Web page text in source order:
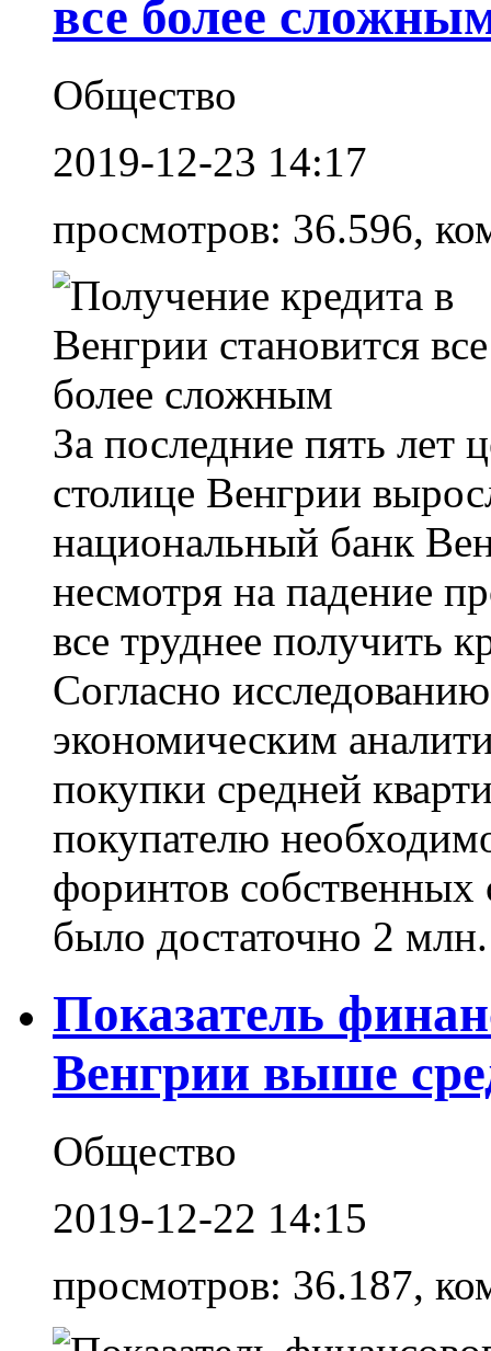
все более
Общество
2019-12-23 14:17
просмотров: 36.596,
За последние пять лет
столице Венгрии
национальный банк
несмотря на падение
все труднее получить
Согласно
экономическим
покупки средней
покупателю
форинтов собственных
было достаточно 2
Показатель
Венгрии выше
Общество
2019-12-22 14:15
просмотров: 36.187,